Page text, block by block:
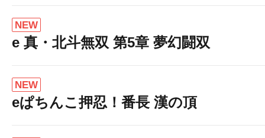
NEW
e 真・北斗無双 第5章 夢幻闘双
NEW
eぱちんこ押忍！番長 漢の頂